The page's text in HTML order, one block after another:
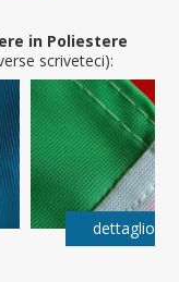
in Poliestere
scriveteci):
dettaglio